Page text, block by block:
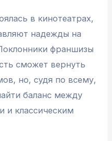
в кинотеатрах,
надежды на
франшизы
сможет вернуть
но, судя по всему,
баланс между
и классическим